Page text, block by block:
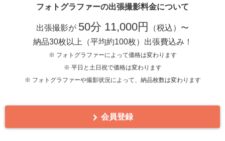
フォトグラファーの出張撮影料金について
出張撮影が 50分 11,000円
（税込）〜
納品30枚以上（平均約100枚）出張費込み！
※ フォトグラファーによって価格は変わります
※ 平日と土日祝で価格は変わります
※ フォトグラファーや撮影状況によって、納品枚数は変わります
会員登録